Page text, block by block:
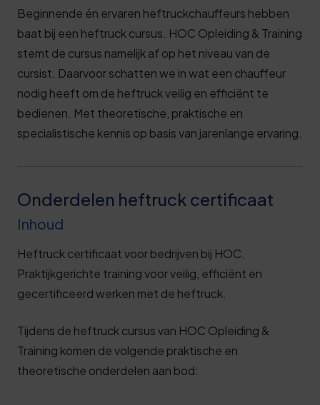
Beginnende én ervaren heftruckchauffeurs hebben
baat bij een heftruck cursus. HOC Opleiding & Training
stemt de cursus namelijk af op het niveau van de
cursist. Daarvoor schatten we in wat een chauffeur
nodig heeft om de heftruck veilig en efficiënt te
bedienen. Met theoretische, praktische en
specialistische kennis op basis van jarenlange ervaring.
Onderdelen heftruck certificaat
Inhoud
Heftruck certificaat voor bedrijven bij HOC.
Praktijkgerichte training voor veilig, efficiënt en
gecertificeerd werken met de heftruck.
Tijdens de heftruck cursus van HOC Opleiding &
Training komen de volgende praktische en
theoretische onderdelen aan bod: